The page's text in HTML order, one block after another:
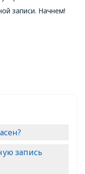
записи. Начнем!
запись